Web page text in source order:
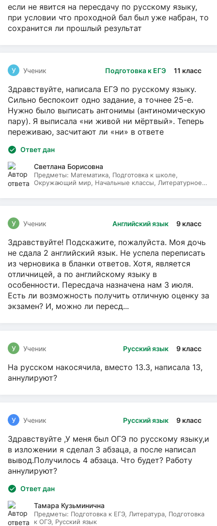
если не явится на пересдачу по русскому языку,
при условии что проходной бал был уже набран, то
сохранится ли прошлый результат
Подготовка к ЕГЭ 11 класс
У Ученик
Здравствуйте, написала ЕГЭ по русскому языку.
Сильно беспокоит одно задание, а точнее 25-е.
Нужно было выписать антонимы (антиномическую
пару). Я выписала «ни живой ни мёртвый». Теперь
переживаю, засчитают ли «ни» в ответе
Ответ дан
Светлана Борисовна
Предметы: Математика, Подготовка к школе,
Окружающий мир, Начальные классы, Литературное
Английский язык 9 класс
У Ученик
Здравствуйте! Подскажите, пожалуйста. Моя дочь
не сдала 2 английский язык. Не успела переписать
из черновика в бланки ответов. Хотя, является
отличницей, а по английскому языку в
особенности. Пересдача назначена нам 3 июля.
Есть ли возможность получить отличную оценку за
экзамен? И, можно ли пересд...
Русский язык 9 класс
У Ученик
На русском накосячила, вместо 13.3, написала 13,
аннулируют?
Русский язык 9 класс
У Ученик
Здравствуйте ,У меня был ОГЭ по русскому языку,и
в изложении я сделал 3 абзаца, а после написал
вывод.Получилось 4 абзаца. Что будет? Работу
аннулируют?
Ответ дан
Тамара Кузьминична
Предметы: Подготовка к ЕГЭ, Литература, Подготовка
к ОГЭ, Русский язык